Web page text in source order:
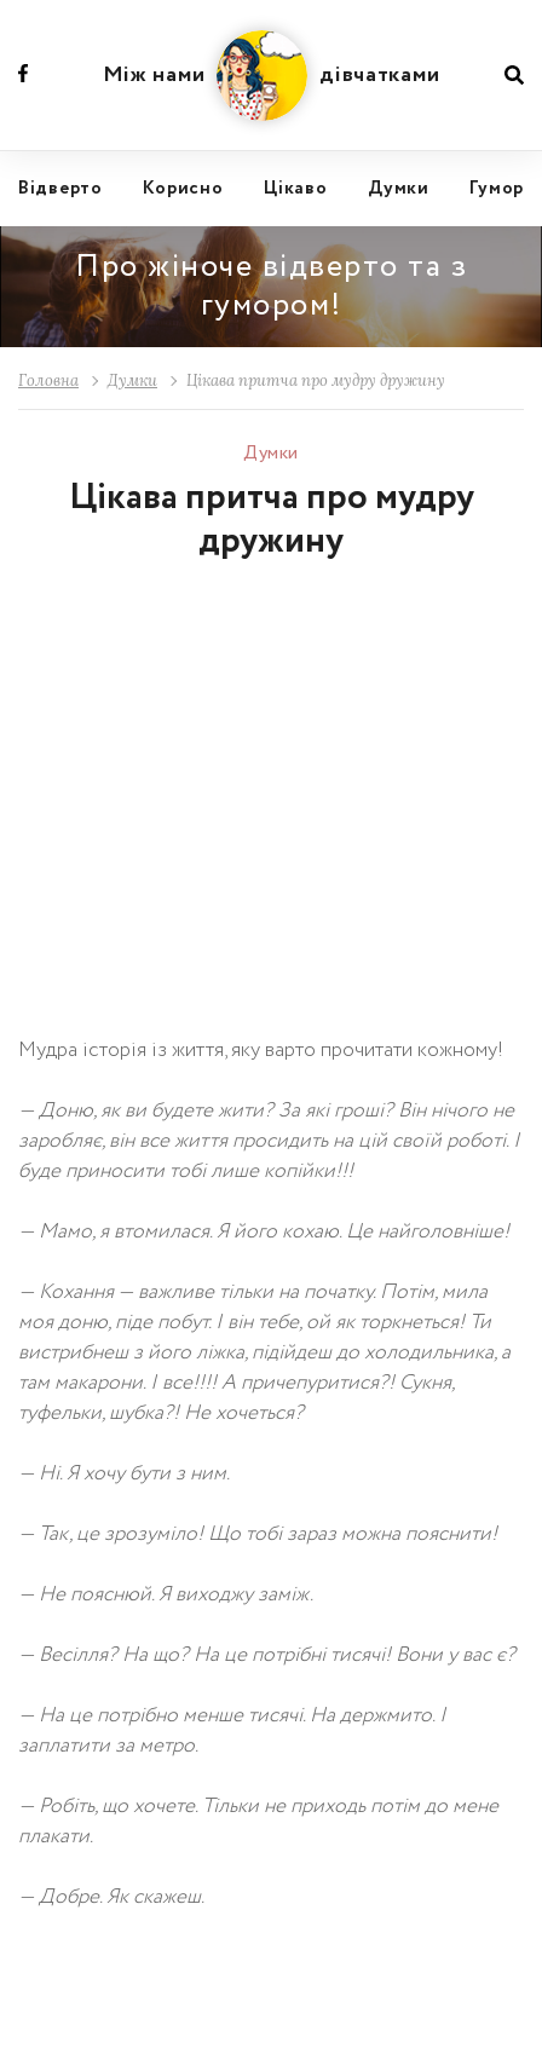
Відвертo Корисно Цікаво Думки Гумор
Між нами дівчатками
Про жіноче відверто та з
гумором!
Головна Думки Цікава притча про мудру дружину
Думки
Цікава притча про мудру
дружину
Мудра історія із життя, яку варто прочитати кожному!
— Доню, як ви будете жити? За які гроші? Він нічого не
заробляє, він все життя просидить на цій своїй роботі. І
буде приносити тобі лише копійки!!!
— Мамо, я втомилася. Я його кохаю. Це найголовніше!
— Кохання — важливе тільки на початку. Потім, мила
моя доню, піде побут. І він тебе, ой як торкнеться! Ти
вистрибнеш з його ліжка, підійдеш до холодильника, а
там макарони. І все!!!! А причепуритися?! Сукня,
туфельки, шубка?! Не хочеться?
— Ні. Я хочу бути з ним.
— Так, це зрозуміло! Що тобі зараз можна пояснити!
— Не пояснюй. Я виходжу заміж.
— Весілля? На що? На це потрібні тисячі! Вони у вас є?
— На це потрібно менше тисячі. На держмито. І
заплатити за метро.
— Робіть, що хочете. Тільки не приходь потім до мене
плакати.
— Добре. Як скажеш.